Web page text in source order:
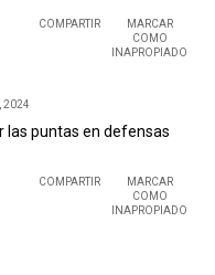
numérica
el equipo saliendo. Hubo
porque hay con quienes
COMPARTIR
MARCAR
COMO
INAPROPIADO
2024
las puntas en defensas
COMPARTIR
MARCAR
COMO
INAPROPIADO